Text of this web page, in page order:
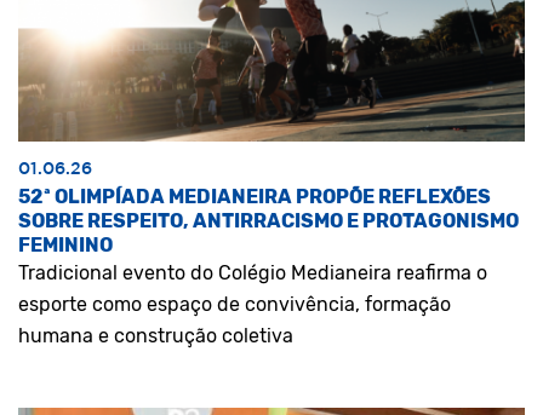
01.06.26
52ª OLIMPÍADA MEDIANEIRA PROPÕE REFLEXÕES
SOBRE RESPEITO, ANTIRRACISMO E PROTAGONISMO
FEMININO
Tradicional evento do Colégio Medianeira reafirma o
esporte como espaço de convivência, formação
humana e construção coletiva